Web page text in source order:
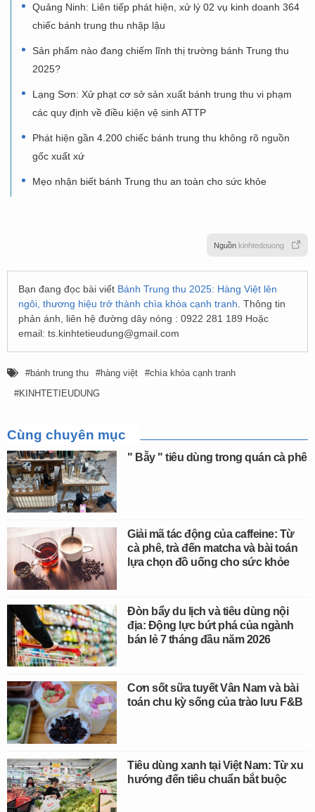
Quảng Ninh: Liên tiếp phát hiện, xử lý 02 vụ kinh doanh 364
chiếc bánh trung thu nhập lậu
Sản phẩm nào đang chiếm lĩnh thị trường bánh Trung thu
2025?
Lạng Sơn: Xử phạt cơ sở sản xuất bánh trung thu vi phạm
các quy định về điều kiện vệ sinh ATTP
Phát hiện gần 4.200 chiếc bánh trung thu không rõ nguồn
gốc xuất xứ
Mẹo nhận biết bánh Trung thu an toàn cho sức khỏe
Nguồn kinhtedouong
Bạn đang đọc bài viết Bánh Trung thu 2025: Hàng Việt lên
ngôi, thương hiệu trở thành chìa khóa cạnh tranh . Thông tin
phản ánh, liên hệ đường dây nóng : 0922 281 189 Hoặc
email: ts.kinhtetieudung@gmail.com
bánh trung thu hàng việt
chìa khóa cạnh tranh
KINHTETIEUDUNG
Cùng chuyên mục
" Bẫy " tiêu dùng trong quán cà phê
Giải mã tác động của caffeine: Từ
cà phê, trà đến matcha và bài toán
lựa chọn đồ uống cho sức khỏe
Đòn bẩy du lịch và tiêu dùng nội
địa: Động lực bứt phá của ngành
bán lẻ 7 tháng đầu năm 2026
Cơn sốt sữa tuyết Vân Nam và bài
toán chu kỳ sống của trào lưu F&B
Tiêu dùng xanh tại Việt Nam: Từ xu
hướng đến tiêu chuẩn bắt buộc